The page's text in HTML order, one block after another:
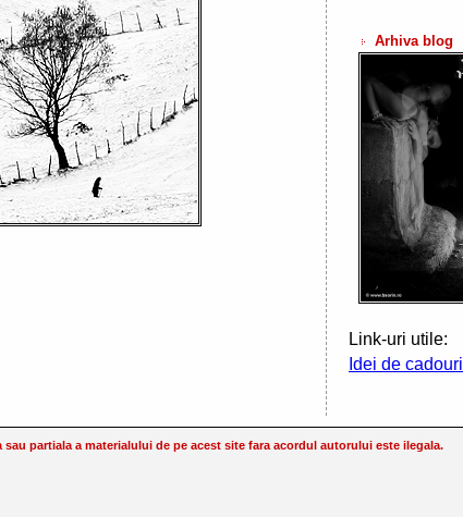
Arhiva blog
Link-uri utile:
Idei de cadouri
partiala a materialului de pe acest site fara acordul autorului este ilegala.